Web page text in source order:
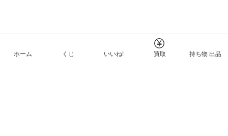
ホーム くじ いいね! 買取 持ち物 出品